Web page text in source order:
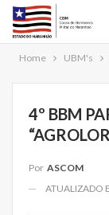
Home UBM's
4º BBM
Por ASCOM
ATUALIZADO